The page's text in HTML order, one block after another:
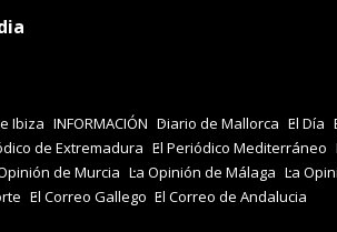
Ibiza INFORMACIÓN Diario de Mallorca El Día
de Extremadura El Periódico Mediterráneo
de Murcia La Opinión de Málaga La
El Correo Gallego El Correo de Andalucia